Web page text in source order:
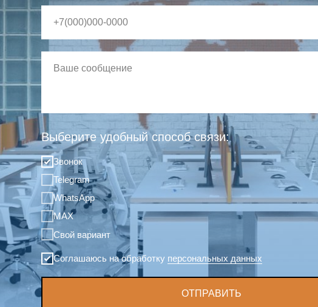
Выберите удобный способ связи:
Звонок
Telegram
WhatsApp
MAX
Свой вариант
Соглашаюсь на обработку персональных данных
ОТПРАВИТЬ